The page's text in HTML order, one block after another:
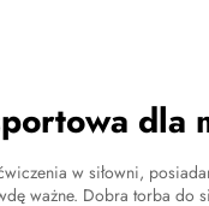
dla
w siłowni,
ważne. Dobra torba do